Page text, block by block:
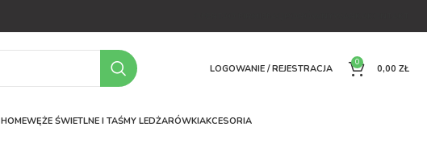
LOGOWANIE / REJESTRACJA
0
0,00 ZŁ
WĘŻE ŚWIETLNE I TAŚMY LEDŻARÓWKIAKCESORIA